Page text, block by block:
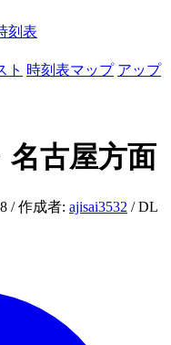
刻表
ト 時刻表マップ アップ
名古屋方面
/ 作成者: ajisai3532 / DL